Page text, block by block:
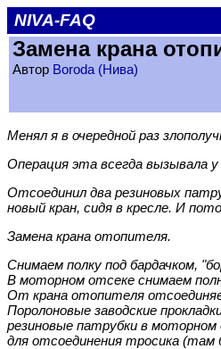
NIVA-FAQ
Замена крана
Автор Boroda (Нива)
Менял я в очередной раз
Операция эта всегда вызывала
Отсоединил два резиновых
новый кран, сидя в кресле. И
Замена крана отопителя.
Снимаем полку под бардачком,
В моторном отсеке снимаем
От крана отопителя
Поролоновые заводские
резиновые патрубки в
для отсоединения тросика (там